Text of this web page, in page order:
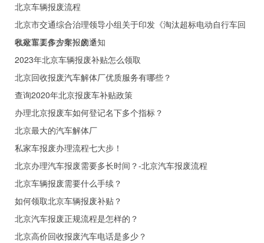
北京车辆报废流程
北京市交通综合治理领导小组关于印发《淘汰超标电动自行车回
收处置工作方案》的通知
私家车要多少年报废？
2023年北京车辆报废补贴怎么领取
北京回收报废汽车解体厂优质服务有哪些？
查询2020年北京报废车补贴政策
办理北京报废车如何登记名下多个指标？
北京最大的汽车解体厂
私家车报废办理流程七大步！
北京办理汽车报废需要多长时间？-北京汽车报废流程
北京车辆报废需要什么手续？
如何领取北京车辆报废补贴？
北京汽车报废正规流程是怎样的？
北京高价回收报废汽车电话是多少？